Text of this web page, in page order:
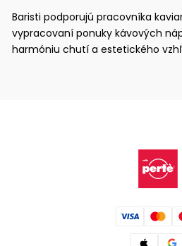
Baristi podporujú pracovníka
vypracovaní ponuky kávových
harmóniu chutí a estetického